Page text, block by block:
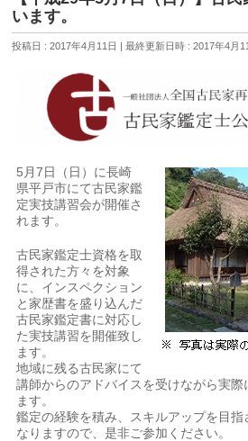
います。
投稿日 : 2017年4月11日 最終更新日時 : 2017年4月
5月7日（日）に長崎
県平戸市にて古民家鑑
定実技講習会が開催さ
れます。
古民家鑑定士資格を取
得された方々を対象
に、インスペクション
と家歴書を盛り込んだ
古民家鑑定書に対応し
た実技講習を開催致し
ます。
地域に残る古民家にて
講師からのアドバイスを受けながら実際
ます。
鑑定の経験を積み、スキルアップを目指
なりますので、是非ご参加ください。